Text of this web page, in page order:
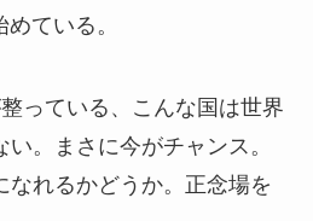
ている。
っている、こんな国は世界
。まさに今がチャンス。
なれるかどうか。正念場を